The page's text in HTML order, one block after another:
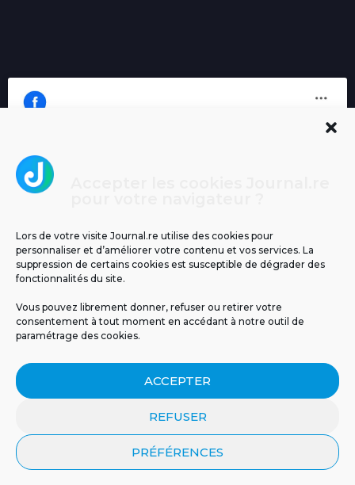
Lors de votre visite Journal.re utilise des cookies pour
personnaliser et d’améliorer votre contenu et vos services. La
suppression de certains cookies est susceptible de dégrader des
fonctionnalités du site.
Vous pouvez librement donner, refuser ou retirer votre
consentement à tout moment en accédant à notre outil de
paramétrage des cookies.
ACCEPTER
REFUSER
PRÉFÉRENCES
MENTIONS LÉGALES PUBLICITÉ
BLOG
NOS ÉMISSIONS
POLITIQUE DE CONFIDENTIALITÉ
CONTACT
© 2026 Tous droits réservés